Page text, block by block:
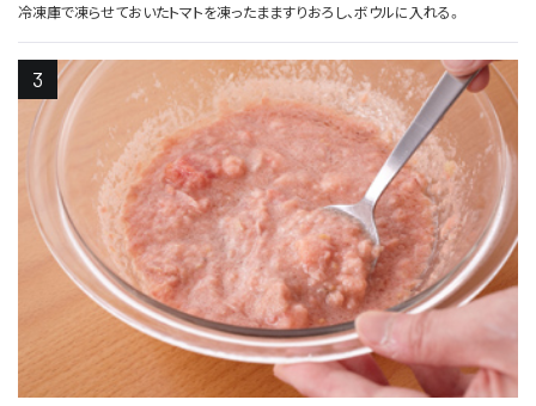
冷凍庫で凍らせておいたトマトを凍ったまますりおろし、ボウルに入れる。